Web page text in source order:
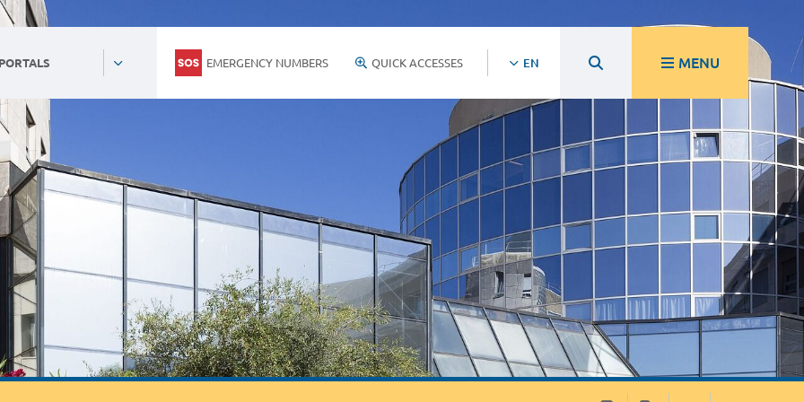
EMERGENCY NUMBERS QUICK ACCESSES EN MENU